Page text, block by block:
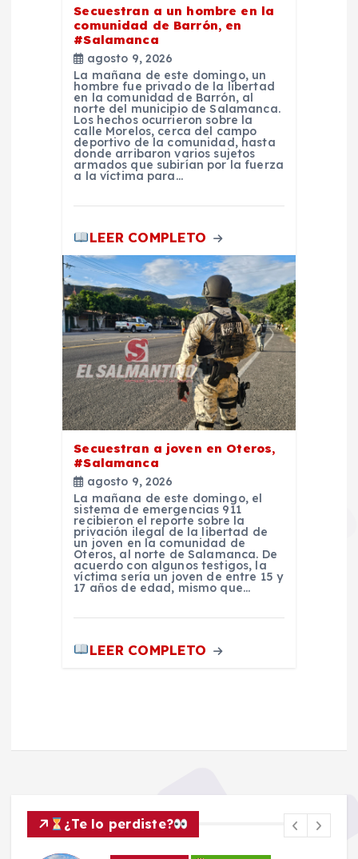
Secuestran a un hombre en la
comunidad de Barrón, en
#Salamanca
agosto 9, 2026
La mañana de este domingo, un
hombre fue privado de la libertad
en la comunidad de Barrón, al
norte del municipio de Salamanca.
Los hechos ocurrieron sobre la
calle Morelos, cerca del campo
deportivo de la comunidad, hasta
donde arribaron varios sujetos
armados que subirían por la fuerza
a la víctima para…
LEER COMPLETO
Secuestran a joven en Oteros,
#Salamanca
agosto 9, 2026
La mañana de este domingo, el
sistema de emergencias 911
recibieron el reporte sobre la
privación ilegal de la libertad de
un joven en la comunidad de
Oteros, al norte de Salamanca. De
acuerdo con algunos testigos, la
víctima sería un joven de entre 15 y
17 años de edad, mismo que…
LEER COMPLETO
¿Te lo perdiste?